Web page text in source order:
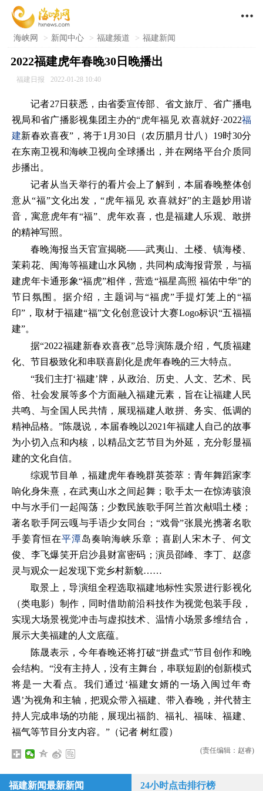

海峡网 > 新闻中心 > 福建频道 > 福建新闻
2022福建虎年春晚30日晚播出
福建日报 2022-01-28 10:40
记者27日获悉，由省委宣传部、省文旅厅、省广播电
视局和省广播影视集团主办的“虎年福见 欢喜就好·2022福
建新春欢喜夜”，将于1月30日（农历腊月廿八）19时30分
在东南卫视和海峡卫视向全球播出，并在网络平台介质同
步播出。
记者从当天举行的看片会上了解到，本届春晚整体创
意从“福”文化出发，“虎年福见 欢喜就好”的主题妙用谐
音，寓意虎年有“福”、虎年欢喜，也是福建人乐观、敢拼
的精神写照。
春晚海报当天官宣揭晓——武夷山、土楼、镇海楼、
茉莉花、闽海等福建山水风物，共同构成海报背景，与福
建虎年卡通形象“福虎”相伴，营造“福星高照 福佑中华”的
节日氛围。据介绍，主题词与“福虎”手提灯笼上的“福
印”，取材于福建“福”文化创意设计大赛Logo标识“五福福
建”。
据“2022福建新春欢喜夜”总导演陈晟介绍，气质福建
化、节目极致化和串联喜剧化是虎年春晚的三大特点。
“我们主打‘福建’牌，从政治、历史、人文、艺术、民
俗、社会发展等多个方面融入福建元素，旨在让福建人民
共鸣、与全国人民共情，展现福建人敢拼、务实、低调的
精神品格。”陈晟说，本届春晚以2021年福建人自己的故事
为小切入点和内核，以精品文艺节目为外延，充分彰显福
建的文化自信。
综观节目单，福建虎年春晚群英荟萃：青年舞蹈家李
响化身朱熹，在武夷山水之间起舞；歌手太一在惊涛骇浪
中与水手们一起闯荡；少数民族歌手阿兰首次献唱土楼；
著名歌手阿云嘎与手语少女同台；“戏骨”张晨光携著名歌
手姜育恒在平潭岛奏响海峡乐章；喜剧人宋木子、何文
俊、李飞爆笑开启沙县财富密码；演员邵峰、李丁、赵彦
灵与观众一起发现下党乡村新貌……
取景上，导演组全程选取福建地标性实景进行影视化
（类电影）制作，同时借助前沿科技作为视觉包装手段，
实现大场景视觉冲击与虚拟技术、温情小场景多维结合，
展示大美福建的人文底蕴。
陈晟表示，今年春晚还将打破“拼盘式”节目创作和晚
会结构。“没有主持人，没有主舞台，串联短剧的创新模式
将是一大看点。我们通过‘福建女婿的一场入闽过年奇
遇’为视角和主轴，把观众带入福建、带入春晚，并代替主
持人完成串场的功能，展现出福韵、福礼、福味、福建、
福气等节目分支内容。”（记者 树红霞）
(责任编辑：赵睿)
福建新闻最新新闻 24小时点击排行榜